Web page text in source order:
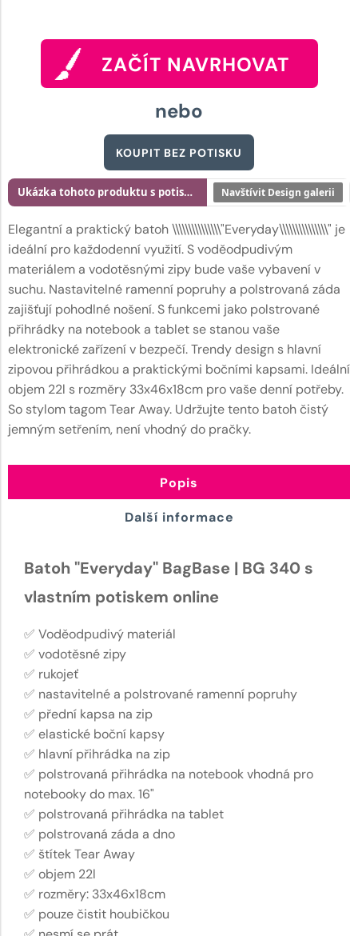
ZAČÍT NAVRHOVAT
nebo
KOUPIT BEZ POTISKU
Elegantní a praktický batoh \\\\\\\\\\\\\\\"Everyday\\\\\\\\\\\\\\\" je
ideální pro každodenní využití. S voděodpudivým
materiálem a vodotěsnými zipy bude vaše vybavení v
suchu. Nastavitelné ramenní popruhy a polstrovaná záda
zajišťují pohodlné nošení. S funkcemi jako polstrované
přihrádky na notebook a tablet se stanou vaše
elektronické zařízení v bezpečí. Trendy design s hlavní
zipovou přihrádkou a praktickými bočními kapsami. Ideální
objem 22l s rozměry 33x46x18cm pro vaše denní potřeby.
So stylom tagom Tear Away. Udržujte tento batoh čistý
jemným setřením, není vhodný do pračky.
Ukázka tohoto produktu s potiskem Navštívit Design galerii
Popis
Další informace
Batoh "Everyday" BagBase | BG 340 s
vlastním potiskem online
✅ Voděodpudivý materiál
✅ vodotěsné zipy
✅ rukojeť
✅ nastavitelné a polstrované ramenní popruhy
✅ přední kapsa na zip
✅ elastické boční kapsy
✅ hlavní přihrádka na zip
✅ polstrovaná přihrádka na notebook vhodná pro
notebooky do max. 16"
✅ polstrovaná přihrádka na tablet
✅ polstrovaná záda a dno
✅ štítek Tear Away
✅ objem 22l
✅ rozměry: 33x46x18cm
✅ pouze čistit houbičkou